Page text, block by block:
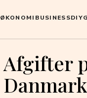
ØKONOMI BUSINESSDIY
Afgifter
Danmark